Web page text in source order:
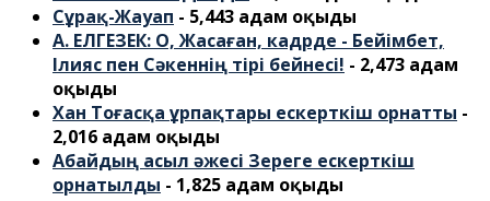
Сұрақ-Жауап - 5,443 адам оқыды
А. ЕЛГЕЗЕК: О, Жасаған, кадрде - Бейімбет,
Ілияс пен Сәкеннің тірі бейнесі! - 2,473 адам
оқыды
Хан Тоғасқа ұрпақтары ескерткіш орнатты -
2,016 адам оқыды
Абайдың асыл әжесі Зереге ескерткіш
орнатылды - 1,825 адам оқыды